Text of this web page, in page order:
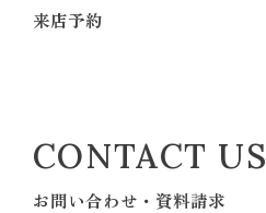
来店予約
CONTACT US
お問い合わせ・資料請求